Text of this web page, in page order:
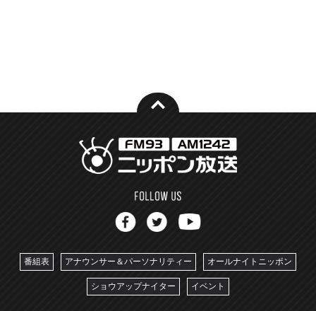
番組表 アナウンサー＆パーソナリティー オールナイトニッポン
ショウアップナイター イベント